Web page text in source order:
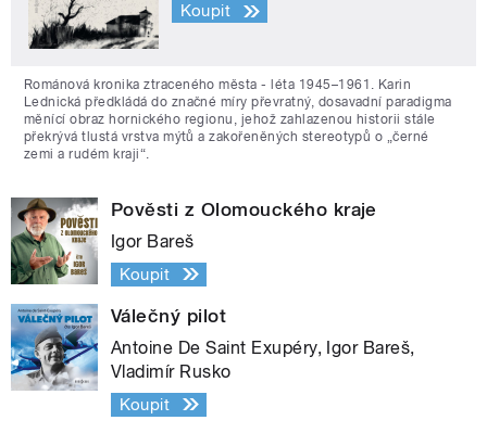
Koupit
Románová kronika ztraceného města - léta 1945–1961. Karin
Lednická předkládá do značné míry převratný, dosavadní paradigma
měnící obraz hornického regionu, jehož zahlazenou historii stále
překrývá tlustá vrstva mýtů a zakořeněných stereotypů o „černé
zemi a rudém kraji“.
Pověsti z Olomouckého kraje
Igor Bareš
Koupit
Válečný pilot
Antoine De Saint Exupéry, Igor Bareš,
Vladimír Rusko
Koupit